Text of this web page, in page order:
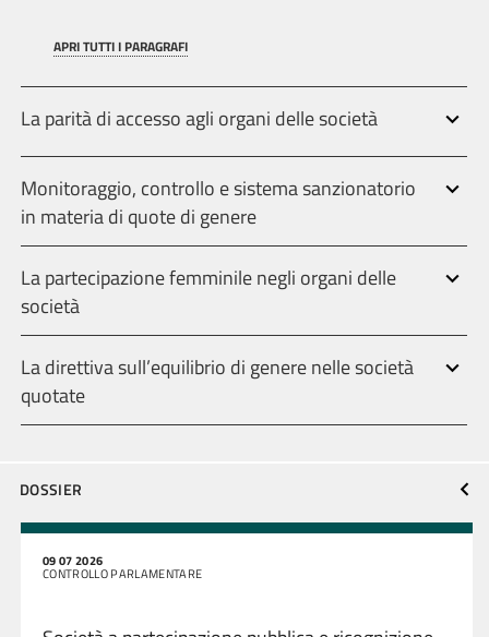
APRI TUTTI I PARAGRAFI
La parità di accesso agli organi delle società
Monitoraggio, controllo e sistema sanzionatorio
in materia di quote di genere
La partecipazione femminile negli organi delle
società
La direttiva sull’equilibrio di genere nelle società
quotate
DOSSIER
09 07 2026
CONTROLLO PARLAMENTARE